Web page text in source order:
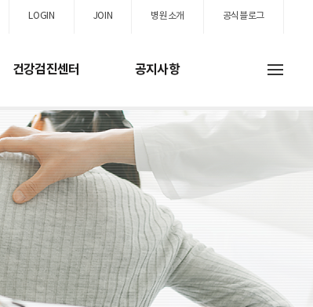
LOGIN JOIN 병원소개 공식블로그
건강검진센터 공지사항
고객지원
공지사항
병원행사
사회복지실
유익한정보